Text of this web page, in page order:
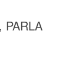
PARLA